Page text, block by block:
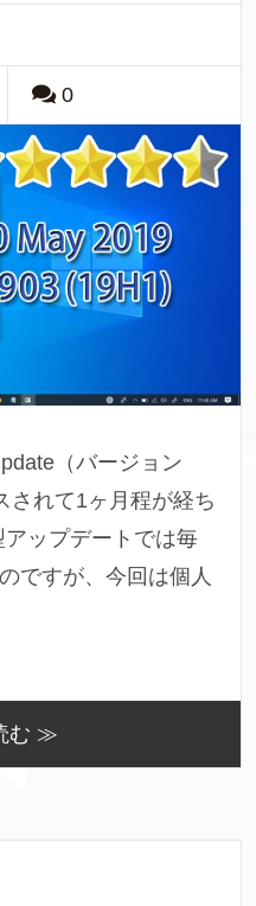
0
（バージョン
されて1ヶ月程が経ち
ップデートでは毎
ですが、今回は個人
む ≫